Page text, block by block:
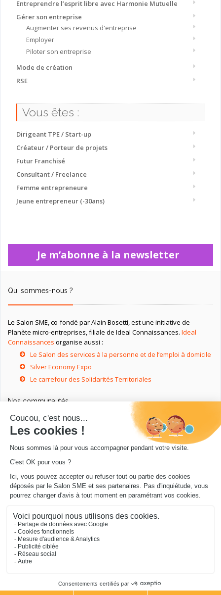
Entreprendre l’esprit libre avec Harmonie Mutuelle
Gérer son entreprise
Augmenter ses revenus d'entreprise
Employer
Piloter son entreprise
Mode de création
RSE
Vous êtes :
Dirigeant TPE / Start-up
Créateur / Porteur de projets
Futur Franchisé
Consultant / Freelance
Femme entrepreneure
Jeune entrepreneur (-30ans)
Je m’abonne à la newsletter
Qui sommes-nous ?
Le Salon SME, co-fondé par Alain Bosetti, est une initiative de
Planète micro-entreprises, filiale de Ideal Connaissances. Ideal
Connaissances organise aussi :
Le Salon des services à la personne et de l’emploi à domicile
Silver Economy Expo
Le carrefour des Solidarités Territoriales
Nos communautés
Ressources utiles
Livres utiles pour les entrepreneurs
Sites utiles pour les entrepreneurs
Conseils pour votre entreprise/microentreprise
données|Je m’abonne à la newsletter du blog